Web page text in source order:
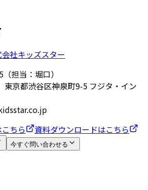
社キッズスター
担当：堀口）
京都渋谷区神泉町9-5 フジタ・イン
ちら
資料ダウンロードはこちら
今すぐ問い合わせる